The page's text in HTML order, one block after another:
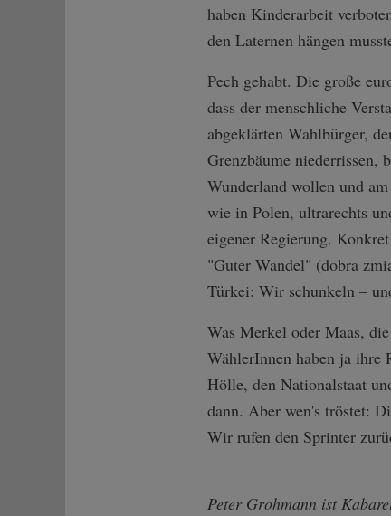
haben Kinderarbeit
den Laternen hängen
Pech gehabt. Die große
dass der menschliche
abgeklärten Wahlbürger,
Grenzbäume niederrissen,
Wunderland wollen und
wie in Polen, ultrarechts
eigener Regierung.
"Guter Wandel" (dobra
Türkei: Wir schunkeln –
Was Merkel oder Maas,
WählerInnen haben ja ihre
Hölle, den Nationalstaat
dann. Aber wen's tröstet:
Wir rufen den Sprinter
Peter Grohmann ist